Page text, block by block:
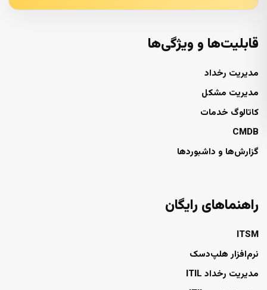
قابلیت‌ها و ویژگی‌ها
مدیریت رخداد
مدیریت مشکل
کاتالوگ خدمات
CMDB
گزارش‌ها و داشبوردها
راهنماهای رایگان
ITSM
نرم‌افزار هلپ‌دسک
مدیریت رخداد ITIL